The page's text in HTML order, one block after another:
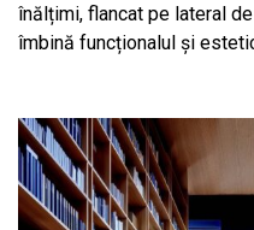
înălțimi, flancat pe lateral
îmbină funcționalul și